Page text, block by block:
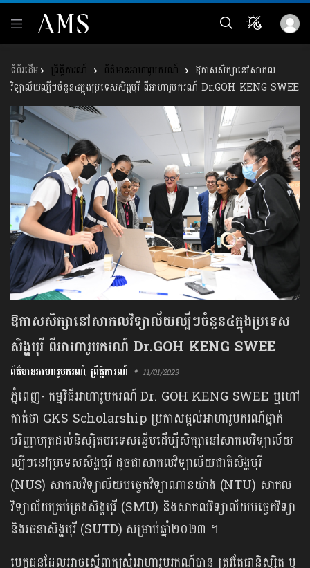
ព្រឹត្តិការណ៍ ព័ត៌មានអាហារូបករណ៍
ឱកាសសិក្សានៅសាកល
វិទ្យាល័យល្បីៗចំនួន៤ក្នុង​ប្រទេស​សិង្ហបុរី ពីអាហារូបករណ៍ Dr.GOH KENG SWEE
ឱកាសសិក្សានៅសាកលវិទ្យាល័យល្បីៗចំនួន៤ក្នុង​ប្រទេស​
សិង្ហបុរី ពីអាហារូបករណ៍ Dr.GOH KENG SWEE
ព័ត៌មានអាហារូបករណ៍,ព្រឹត្តិការណ៍ 11/01/2023
ភ្នំពេញ- កម្មវិធីអាហារូបករណ៍ Dr. GOH KENG SWEE ឬហៅ
កាត់ថា GKS Scholarship ប្រកាស​ផ្ដល់អាហារូបករណ៍ថ្នាក់
បរិញ្ញាបត្រដល់និស្សិតបរទេសឆ្នើមដើម្បីសិក្សានៅសាកលវិទ្យាល័យ
ល្បីៗនៅប្រទេសសិង្ហបុរី ដូចជាសាកលវិទ្យាល័យជាតិសិង្ហបុរី
(NUS) សាកលវិទ្យាល័យបច្ចេកវិទ្យាណានយ៉ាង (NTU) សាកល
វិទ្យាល័យគ្រប់គ្រងសិង្ហបុរី (SMU) និងសាកលវិទ្យាល័យបច្ចេកវិទ្យា
និងរចនាសិង្ហបុរី (SUTD) សម្រាប់ឆ្នាំ​២០២៣ ។
បេក្ខជនដែលអាចស្នើពាក្យសុំអាហារូបរកណ៍បាន ត្រូវតែជានិស្សិត ឬ